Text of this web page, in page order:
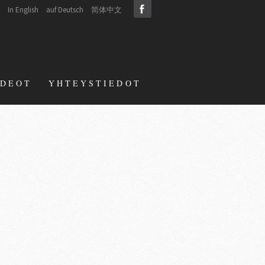
In English auf Deutsch 简体中文
YHTEYSTIEDOT